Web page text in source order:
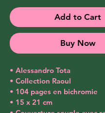
Add to Cart
Buy Now
• Alessandro Tota
• Collection Raoul
• 104 pages en bichromie
• 15 x 21 cm